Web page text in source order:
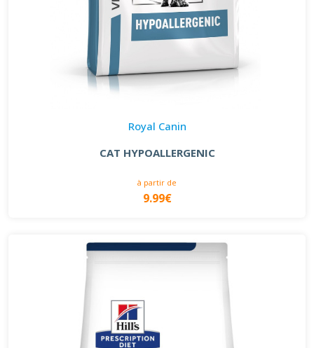
Royal Canin
CAT HYPOALLERGENIC
à partir de
9.99€